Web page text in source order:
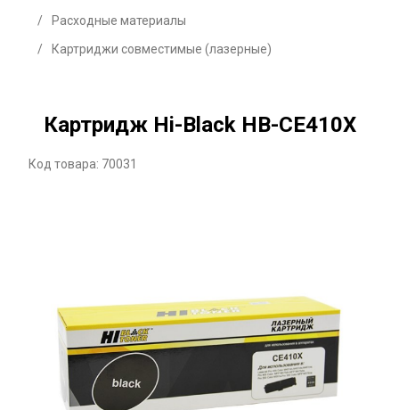
/
Расходные материалы
/
Картриджи совместимые (лазерные)
Картридж Hi-Black HB-CE410X
Код товара: 70031